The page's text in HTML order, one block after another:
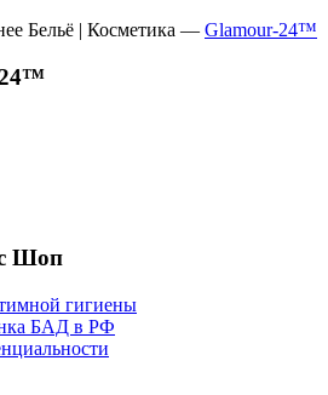
Бельё | Косметика — Glamour-24™
24™
Шоп
гигиены
БАД в РФ